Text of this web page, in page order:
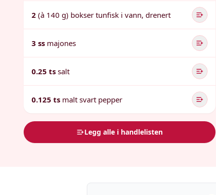
2 (à 140 g) bokser tunfisk i vann, drenert
3 ss majones
0.25 ts salt
0.125 ts malt svart pepper
Legg alle i handlelisten